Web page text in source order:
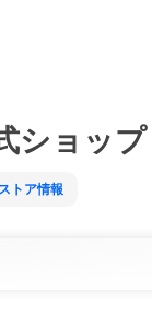
ショップ
ストア情報